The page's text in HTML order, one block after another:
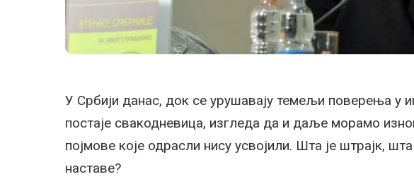
У Србији данас, док се урушавају темељи поверења у
постаје свакодневица, изгледа да и даље морамо
појмове које одрасли нису усвојили. Шта је штрајк,
наставе?